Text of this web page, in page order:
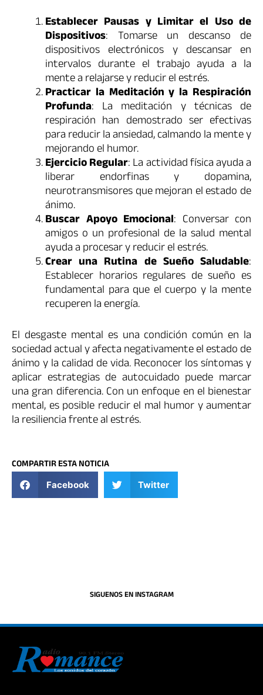
Establecer Pausas y Limitar el Uso de
Dispositivos: Tomarse un descanso de
dispositivos electrónicos y descansar en
intervalos durante el trabajo ayuda a la
mente a relajarse y reducir el estrés.
Practicar la Meditación y la Respiración
Profunda: La meditación y técnicas de
respiración han demostrado ser efectivas
para reducir la ansiedad, calmando la mente y
mejorando el humor.
Ejercicio Regular: La actividad física ayuda a
liberar endorfinas y dopamina,
neurotransmisores que mejoran el estado de
ánimo.
Buscar Apoyo Emocional: Conversar con
amigos o un profesional de la salud mental
ayuda a procesar y reducir el estrés.
Crear una Rutina de Sueño Saludable:
Establecer horarios regulares de sueño es
fundamental para que el cuerpo y la mente
recuperen la energía.
El desgaste mental es una condición común en la
sociedad actual y afecta negativamente el estado de
ánimo y la calidad de vida. Reconocer los síntomas y
aplicar estrategias de autocuidado puede marcar
una gran diferencia. Con un enfoque en el bienestar
mental, es posible reducir el mal humor y aumentar
la resiliencia frente al estrés.
COMPARTIR ESTA NOTICIA
Facebook Twitter
SIGUENOS EN INSTAGRAM